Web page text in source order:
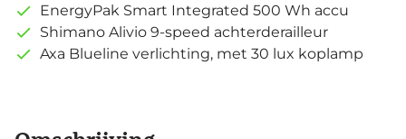
EnergyPak Smart Integrated 500 Wh accu
Shimano Alivio 9-speed achterderailleur
Axa Blueline verlichting, met 30 lux koplamp